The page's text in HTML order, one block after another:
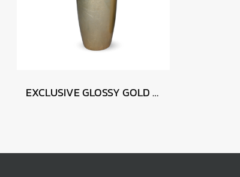
EXCLUSIVE GLOSSY GOLD 46 x 90